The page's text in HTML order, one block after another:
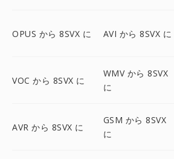
OPUS から 8SVX に AVI から 8SVX に
VOC から 8SVX に
WMV から 8SVX
に
AVR から 8SVX に
GSM から 8SVX
に